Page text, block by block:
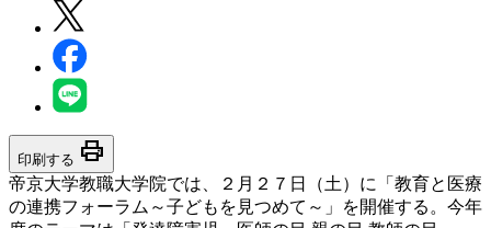
印刷する print
帝京大学教職大学院では、２月２７日（土）に「教育と医療
の連携フォーラム～子どもを見つめて～」を開催する。今年